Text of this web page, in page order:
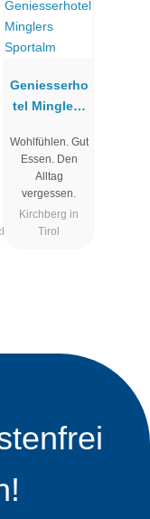
Geniesserho
tel Minglers
Wohlfühlen. Gut
Essen. Den
Alltag
vergessen.
Kirchberg in
Tirol